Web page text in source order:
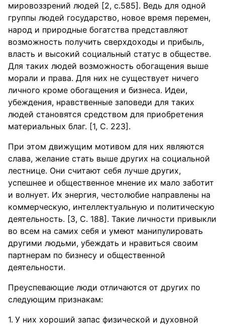
мировоззрений людей [2, с.585]. Ведь для одной
группы людей государство, новое время перемен,
народ и природные богатства представляют
возможность получить сверхдоходы и прибыль,
власть и высокий социальный статус в обществе.
Для таких людей возможность обогащения выше
морали и права. Для них не существует ничего
личного кроме обогащения и бизнеса. Идеи,
убеждения, нравственные заповеди для таких
людей становятся средством для приобретения
материальных благ. [1, С. 223].
При этом движущим мотивом для них являются
слава, желание стать выше других на социальной
лестнице. Они считают себя лучше других,
успешнее и общественное мнение их мало заботит
и волнует. Их энергия, честолюбие направлены на
коммерческую, интеллектуальную и политическую
деятельность. [3, С. 188]. Такие личности привыкли
во всем на самих себя и умеют манипулировать
другими людьми, убеждать и нравиться своим
партнерам по бизнесу и общественной
деятельности.
Преуспевающие люди отличаются от других по
следующим признакам:
У них хороший запас физической и духовной